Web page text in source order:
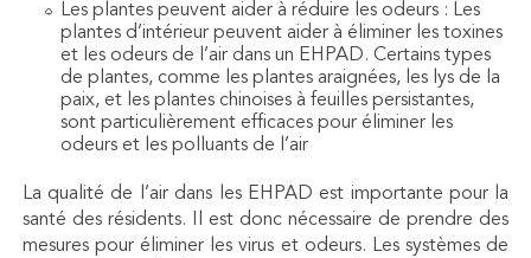
Les plantes peuvent aider à réduire les odeurs : Les
plantes d’intérieur peuvent aider à éliminer les toxines
et les odeurs de l’air dans un EHPAD. Certains types
de plantes, comme les plantes araignées, les lys de la
paix, et les plantes chinoises à feuilles persistantes,
sont particulièrement efficaces pour éliminer les
odeurs et les polluants de l’air
La qualité de l’air dans les EHPAD est importante pour la
santé des résidents. Il est donc nécessaire de prendre des
mesures pour éliminer les virus et odeurs. Les systèmes de